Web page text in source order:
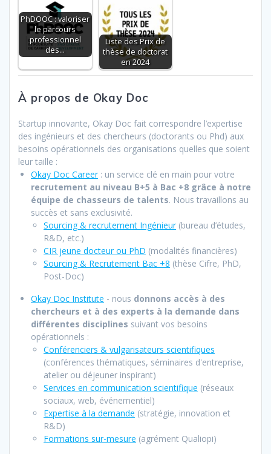
PhDOOC : valoriser
le parcours
professionnel
des…
Liste des Prix de
thèse de doctorat
en 2024
À propos de Okay Doc
Startup innovante, Okay Doc fait correspondre l’expertise
des ingénieurs et des chercheurs (doctorants ou Phd) aux
besoins opérationnels des organisations quelles que soient
leur taille :
Okay Doc Career: un service clé en main pour votre
recrutement au niveau B+5 à Bac +8 grâce à notre
équipe de chasseurs de talents. Nous travaillons au
succès et sans exclusivité.
Sourcing & recrutement Ingénieur(bureau d’études,
R&D, etc.)
CIR jeune docteur ou PhD (modalités financières)
Sourcing & Recrutement Bac +8 (thèse Cifre, PhD,
Post-Doc)
Okay Doc Institute - nous donnons accès à des
chercheurs et à des experts à la demande dans
différentes disciplines suivant vos besoins
opérationnels :
Conférenciers & vulgarisateurs scientifiques
(conférences thématiques, séminaires d'entreprise,
atelier ou déjeuner inspirant)
Services en communication scientifique (réseaux
sociaux, web, événementiel)
Expertise à la demande (stratégie, innovation et
R&D)
Formations sur-mesure (agrément Qualiopi)